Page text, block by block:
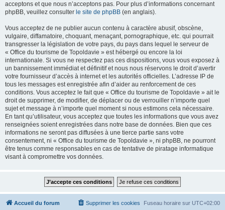
acceptons et que nous n’acceptons pas. Pour plus d’informations concernant
phpBB, veuillez consulter le site de phpBB (en anglais).
Vous acceptez de ne publier aucun contenu à caractère abusif, obscène,
vulgaire, diffamatoire, choquant, menaçant, pornographique, etc. qui pourrait
transgresser la législation de votre pays, du pays dans lequel le serveur de
« Office du tourisme de Topoldavie » est hébergé ou encore la loi
internationale. Si vous ne respectez pas ces dispositions, vous vous exposez à
un bannissement immédiat et définitif et nous nous réservons le droit d’avertir
votre fournisseur d’accès à internet et les autorités officielles. L’adresse IP de
tous les messages est enregistrée afin d’aider au renforcement de ces
conditions. Vous acceptez le fait que « Office du tourisme de Topoldavie » ait le
droit de supprimer, de modifier, de déplacer ou de verrouiller n’importe quel
sujet et message à n’importe quel moment si nous estimons cela nécessaire.
En tant qu’utilisateur, vous acceptez que toutes les informations que vous avez
renseignées soient enregistrées dans notre base de données. Bien que ces
informations ne seront pas diffusées à une tierce partie sans votre
consentement, ni « Office du tourisme de Topoldavie », ni phpBB, ne pourront
être tenus comme responsables en cas de tentative de piratage informatique
visant à compromettre vos données.
Accueil du forum Fuseau horaire sur UTC+02:00
Supprimer les cookies